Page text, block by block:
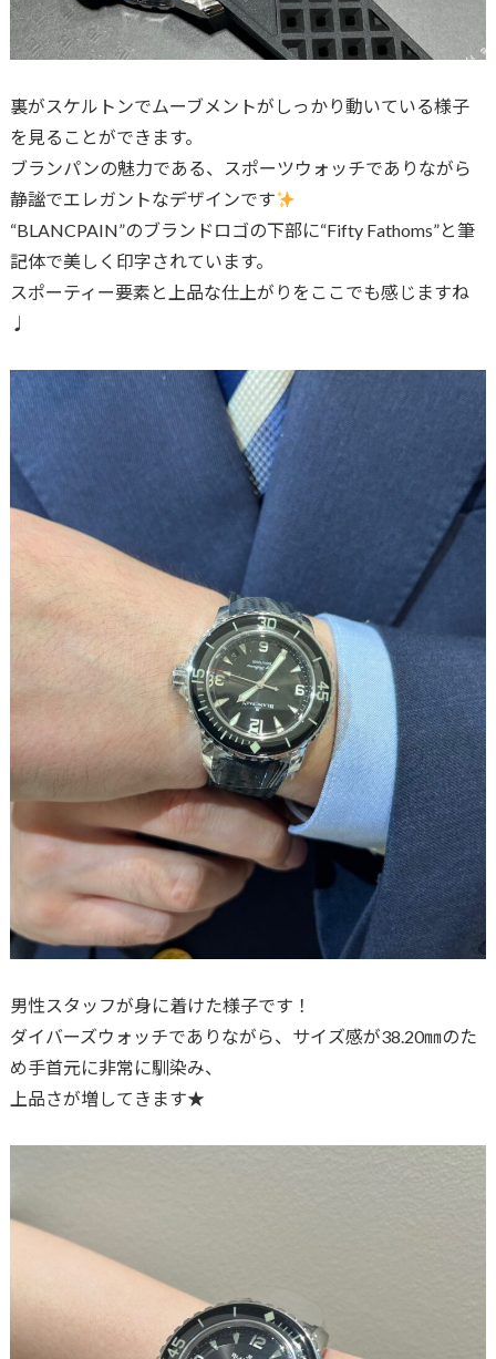
裏がスケルトンでムーブメントがしっかり動いている様子
を見ることができます。
ブランパンの魅力である、スポーツウォッチでありながら
静謐でエレガントなデザインです
“BLANCPAIN”のブランドロゴの下部に“Fifty Fathoms”と筆
記体で美しく印字されています。
スポーティー要素と上品な仕上がりをここでも感じますね
♩
男性スタッフが身に着けた様子です！
ダイバーズウォッチでありながら、サイズ感が38.20㎜のた
め手首元に非常に馴染み、
上品さが増してきます★